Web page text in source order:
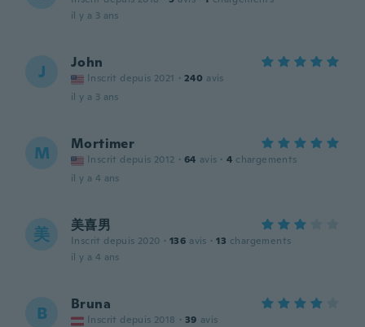
il y a 3 ans
J John
Inscrit depuis 2021 · 240 avis
il y a 3 ans
M Mortimer
Inscrit depuis 2012 · 64 avis · 4 chargements
il y a 4 ans
美 美喜男
Inscrit depuis 2020 · 136 avis · 13 chargements
il y a 4 ans
B Bruna
Inscrit depuis 2018 · 39 avis